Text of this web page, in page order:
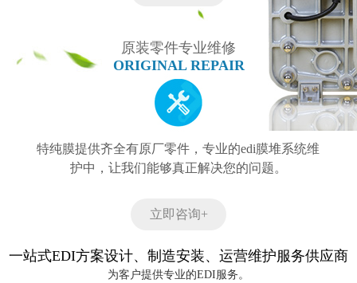
原装零件专业维修
ORIGINAL REPAIR
特纯膜提供齐全有原厂零件，专业的edi膜堆系统维
护中，让我们能够真正解决您的问题。
立即咨询+
一站式EDI方案设计、制造安装、运营维护服务供应商
为客户提供专业的EDI服务。